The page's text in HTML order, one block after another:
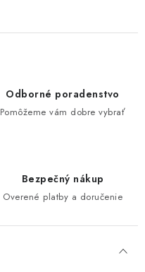
Odborné poradenstvo
Pomôžeme vám dobre vybrať
Bezpečný nákup
Overené platby a doručenie